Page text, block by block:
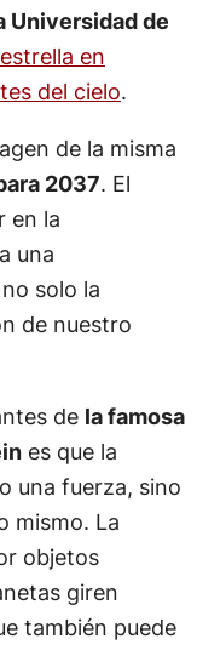
Universidad de
en
del cielo.
de la misma
2037. El
en la
una
solo la
de nuestro
de la famosa
es que la
una fuerza, sino
mismo. La
objetos
giren
también puede